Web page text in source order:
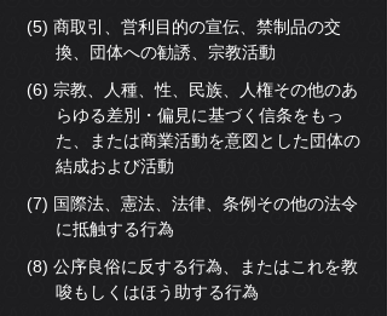
(5) 商取引、営利目的の宣伝、禁制品の交
換、団体への勧誘、宗教活動
(6) 宗教、人種、性、民族、人権その他のあ
らゆる差別・偏見に基づく信条をもっ
た、または商業活動を意図とした団体の
結成および活動
(7) 国際法、憲法、法律、条例その他の法令
に抵触する行為
(8) 公序良俗に反する行為、またはこれを教
唆もしくはほう助する行為